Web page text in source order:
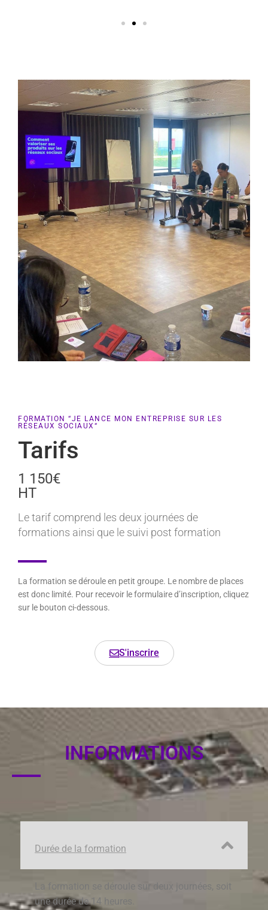
FORMATION “JE LANCE MON ENTREPRISE SUR LES
RÉSEAUX SOCIAUX“
Tarifs
1 150€
HT
Le tarif comprend les deux journées de
formations ainsi que le suivi post formation
La formation se déroule en petit groupe. Le nombre de places
est donc limité. Pour recevoir le formulaire d’inscription, cliquez
sur le bouton ci-dessous.
S'inscrire
INFORMATIONS
Durée de la formation
La formation se déroule sur deux journées, soit
une durée de 14 heures.